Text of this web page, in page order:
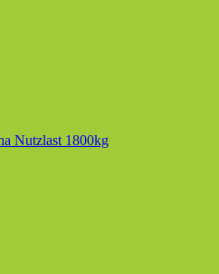
Nutzlast 1800kg